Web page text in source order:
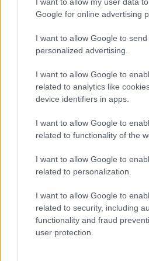
Google for online advertising
I want to allow Google to send
personalized advertising.
I want to allow Google to
related to analytics like
device identifiers in apps.
I want to allow Google to
related to functionality of the
I want to allow Google to
related to personalization.
I want to allow Google to
related to security, including
functionality and fraud
user protection.
Jön még
Itt most éppen nem látszik,
közönségtapsoltatás is.
Fotó: Vanik Zoltán / Velvet